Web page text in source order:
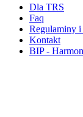
Dla TRS
Faq
Regulaminy
Kontakt
BIP -